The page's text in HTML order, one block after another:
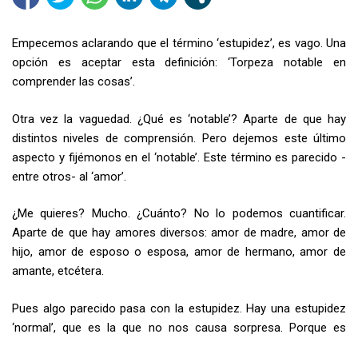
Empecemos aclarando que el término ‘estupidez’, es vago. Una
opción es aceptar esta definición: ‘Torpeza notable en
comprender las cosas’.
Otra vez la vaguedad. ¿Qué es ‘notable’? Aparte de que hay
distintos niveles de comprensión. Pero dejemos este último
aspecto y fijémonos en el ‘notable’. Este término es parecido -
entre otros- al ‘amor’.
¿Me quieres? Mucho. ¿Cuánto? No lo podemos cuantificar.
Aparte de que hay amores diversos: amor de madre, amor de
hijo, amor de esposo o esposa, amor de hermano, amor de
amante, etcétera.
Pues algo parecido pasa con la estupidez. Hay una estupidez
‘normal’, que es la que no nos causa sorpresa. Porque es